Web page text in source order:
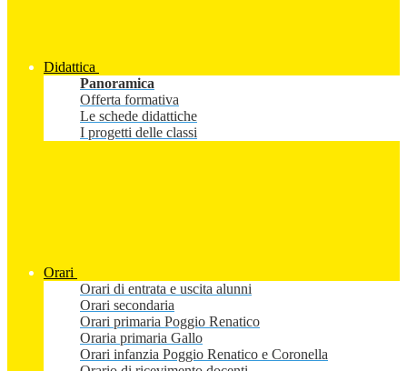
Didattica
Panoramica
Offerta formativa
Le schede didattiche
I progetti delle classi
Orari
Orari di entrata e uscita alunni
Orari secondaria
Orari primaria Poggio Renatico
Oraria primaria Gallo
Orari infanzia Poggio Renatico e Coronella